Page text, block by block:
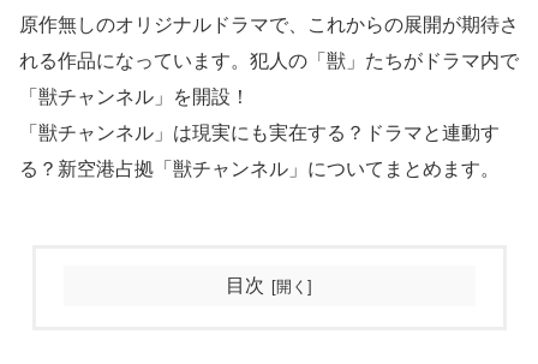
原作無しのオリジナルドラマで、これからの展開が期待さ
れる作品になっています。犯人の「獣」たちがドラマ内で
「獣チャンネル」を開設！
「獣チャンネル」は現実にも実在する？ドラマと連動す
る？新空港占拠「獣チャンネル」についてまとめます。
目次